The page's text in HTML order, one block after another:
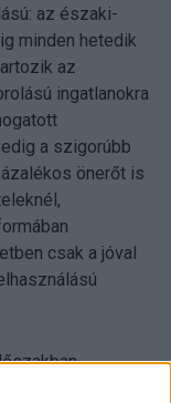
az északi-
minden hetedik
az
ingatlanokra
a szigorúbb
önerőt is
csak a jóval
éves